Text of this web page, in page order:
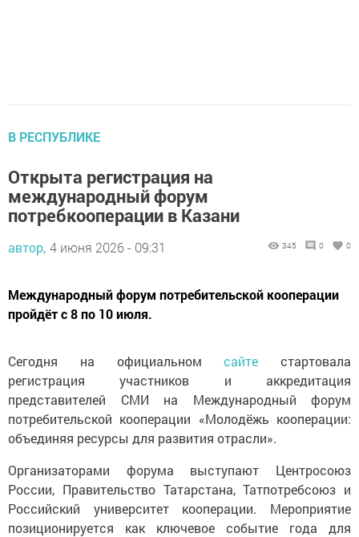
В РЕСПУБЛИКЕ
Открыта регистрация на
международный форум
потребкооперации в Казани
автор, 4 июня 2026 - 09:31 345 0 0
Международный форум потребительской кооперации
пройдёт с 8 по 10 июля.
Сегодня на официальномсайте стартовала
регистрация участников и аккредитация
представителей СМИ на Международный форум
потребительской кооперации «Молодёжь кооперации:
объединяя ресурсы для развития отрасли».
Организаторами форума выступают Центросоюз
России, Правительство Татарстана, Татпотребсоюз и
Российский университет кооперации. Мероприятие
позиционируется как ключевое событие года для